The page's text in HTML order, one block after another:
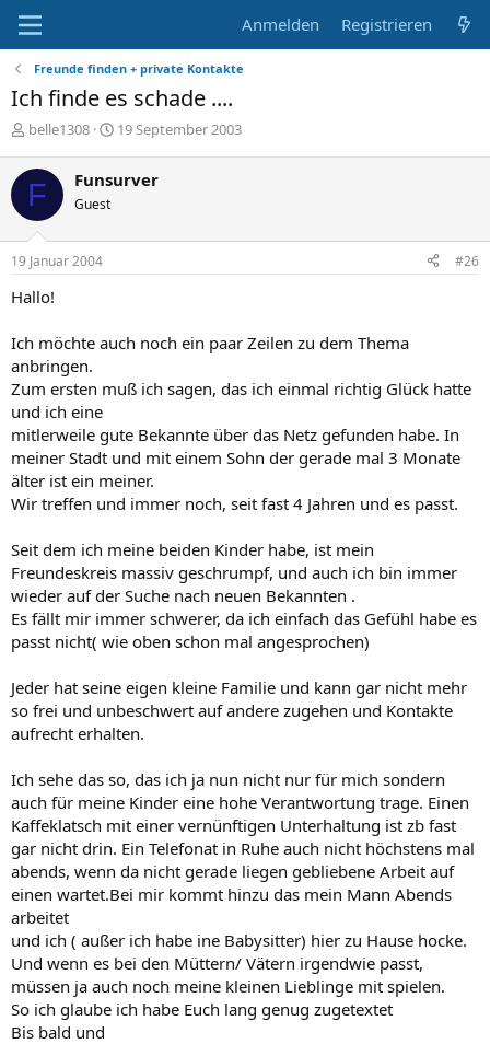
Anmelden Registrieren
Freunde finden + private Kontakte
Ich finde es schade ....
E
s
t
e
l
l
e
belle1308
E
t
l
19 September 2003
F Funsurver
Guest
19 Januar 2004 #26
Hallo!
Ich möchte auch noch ein paar Zeilen zu dem Thema
anbringen.
Zum ersten muß ich sagen, das ich einmal richtig Glück hatte
und ich eine
mitlerweile gute Bekannte über das Netz gefunden habe. In
meiner Stadt und mit einem Sohn der gerade mal 3 Monate
älter ist ein meiner.
Wir treffen und immer noch, seit fast 4 Jahren und es passt.
Seit dem ich meine beiden Kinder habe, ist mein
Freundeskreis massiv geschrumpf, und auch ich bin immer
wieder auf der Suche nach neuen Bekannten .
Es fällt mir immer schwerer, da ich einfach das Gefühl habe es
passt nicht( wie oben schon mal angesprochen)
Jeder hat seine eigen kleine Familie und kann gar nicht mehr
so frei und unbeschwert auf andere zugehen und Kontakte
aufrecht erhalten.
Ich sehe das so, das ich ja nun nicht nur für mich sondern
auch für meine Kinder eine hohe Verantwortung trage. Einen
Kaffeklatsch mit einer vernünftigen Unterhaltung ist zb fast
gar nicht drin. Ein Telefonat in Ruhe auch nicht höchstens mal
abends, wenn da nicht gerade liegen gebliebene Arbeit auf
einen wartet.Bei mir kommt hinzu das mein Mann Abends
arbeitet
und ich ( außer ich habe ine Babysitter) hier zu Hause hocke.
Und wenn es bei den Müttern/ Vätern irgendwie passt,
müssen ja auch noch meine kleinen Lieblinge mit spielen.
So ich glaube ich habe Euch lang genug zugetextet
Bis bald und